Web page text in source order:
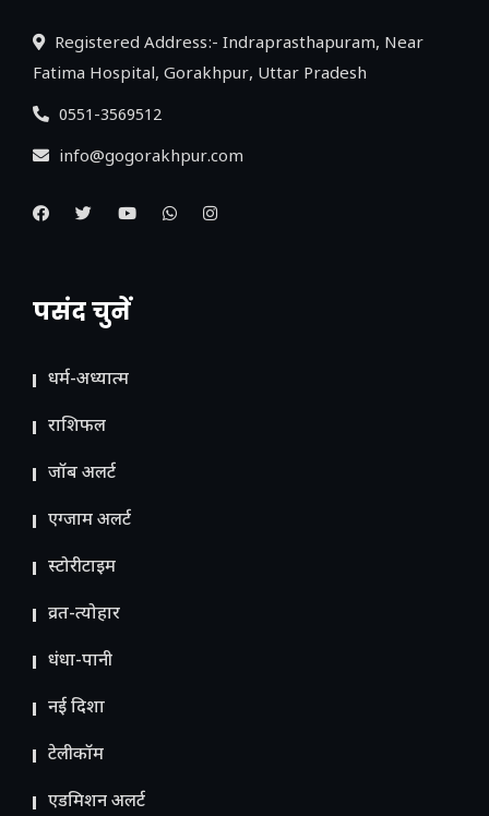
Registered Address:- Indraprasthapuram, Near
Fatima Hospital, Gorakhpur, Uttar Pradesh
0551-3569512
info@gogorakhpur.com
पसंद चुनें
धर्म-अध्यात्म
राशिफल
जॉब अलर्ट
एग्जाम अलर्ट
स्टोरीटाइम
व्रत-त्योहार
धंधा-पानी
नई दिशा
टेलीकॉम
ए​डमिशन अलर्ट